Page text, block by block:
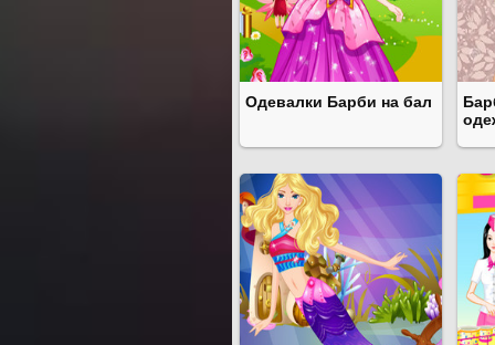
Одевалки Барби на бал